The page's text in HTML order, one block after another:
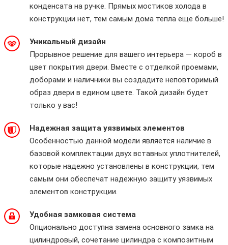
конденсата на ручке. Прямых мостиков холода в
конструкции нет, тем самым дома тепла еще больше!
Уникальный дизайн
Прорывное решение для вашего интерьера — короб в
цвет покрытия двери. Вместе с отделкой проемами,
доборами и наличники вы создадите неповторимый
образ двери в едином цвете. Такой дизайн будет
только у вас!
Надежная защита уязвимых элементов
Особенностью данной модели является наличие в
базовой комплектации двух вставных уплотнителей,
которые надежно установлены в конструкции, тем
самым они обеспечат надежную защиту уязвимых
элементов конструкции.
Удобная замковая система
Опционально доступна замена основного замка на
цилиндровый, сочетание цилиндра с композитным